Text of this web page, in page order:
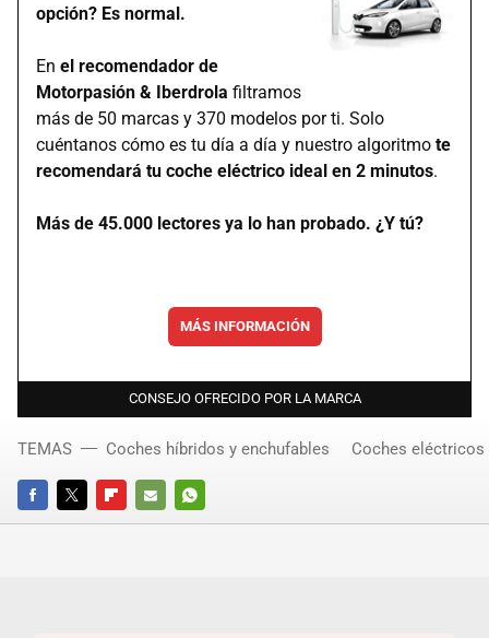
opción? Es normal.
En el recomendador de
Motorpasión & Iberdrola filtramos
más de 50 marcas y 370 modelos por ti. Solo
cuéntanos cómo es tu día a día y nuestro algoritmo te
recomendará tu coche eléctrico ideal en 2 minutos.
Más de 45.000 lectores ya lo han probado. ¿Y tú?
MÁS INFORMACIÓN
CONSEJO OFRECIDO POR LA MARCA
FACEBOOKTWITTERFLIPBOARD
E-
WHATSAPP
TEMAS Coches híbridos y enchufables Coches eléctricos